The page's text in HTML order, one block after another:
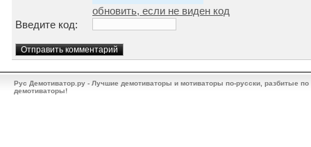
обновить, если не виден код
Введите код:
Рус Демотиватор.ру - Лучшие демотиваторы и мотиваторы по-русски, разбитые
демотиваторы!